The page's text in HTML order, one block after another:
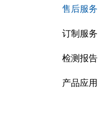
售后服务
订制服务
检测报告
产品应用